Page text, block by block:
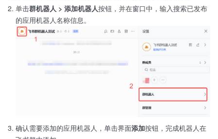
单击群机器人 > 添加机器人按钮，并在窗口中，输入搜索已发布
的应用机器人名称信息。
确认需要添加的应用机器人，单击界面添加按钮，完成机器人在